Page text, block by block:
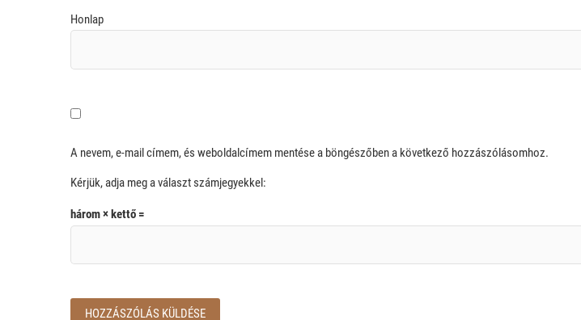
Honlap
A nevem, e-mail címem, és weboldalcímem mentése a böngészőben a következő hozzászólásomhoz.
Kérjük, adja meg a választ számjegyekkel:
három × kettő =